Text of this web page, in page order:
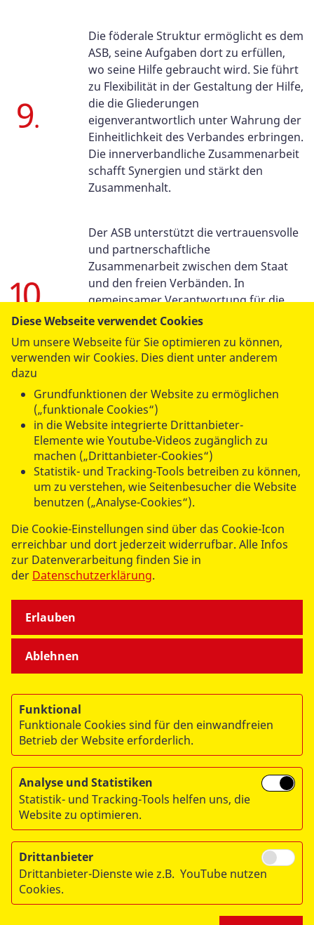
Die föderale Struktur ermöglicht es dem
ASB, seine Aufgaben dort zu erfüllen,
wo seine Hilfe gebraucht wird. Sie führt
zu Flexibilität in der Gestaltung der Hilfe,
die die Gliederungen
eigenverantwortlich unter Wahrung der
Einheitlichkeit des Verbandes erbringen.
Die innerverbandliche Zusammenarbeit
schafft Synergien und stärkt den
Zusammenhalt.
Der ASB unterstützt die vertrauensvolle
und partnerschaftliche
Zusammenarbeit zwischen dem Staat
und den freien Verbänden. In
gemeinsamer Verantwortung für die
sozialen Belange soll die
Eigenständigkeit und Unabhängigkeit
der Verbände gewahrt bleiben.
UNSERE ANGEBOTE
SPENDEN & STIFTEN
ÜBER UNS
© 2026 ASB Deutschland e.V.
Impressum
RITA
Diese Webseite verwendet Cookies
Um unsere Webseite für Sie optimieren zu können,
verwenden wir Cookies. Dies dient unter anderem
dazu
Grundfunktionen der Website zu ermöglichen
(„funktionale Cookies“)
in die Website integrierte Drittanbieter-
Elemente wie Youtube-Videos zugänglich zu
machen („Drittanbieter-Cookies“)
Statistik- und Tracking-Tools betreiben zu können,
um zu verstehen, wie Seitenbesucher die Website
benutzen („Analyse-Cookies“).
Die Cookie-Einstellungen sind über das Cookie-Icon
erreichbar und dort jederzeit widerrufbar. Alle Infos
zur Datenverarbeitung finden Sie in
der Datenschutzerklärung.
Ablehnen
Erlauben
Funktional
Funktionale Cookies sind für den einwandfreien
Betrieb der Website erforderlich.
Analyse und Statistiken
Statistik- und Tracking-Tools helfen uns, die
Website zu optimieren.
Drittanbieter
Drittanbieter-Dienste wie z.B. YouTube nutzen
Cookies.